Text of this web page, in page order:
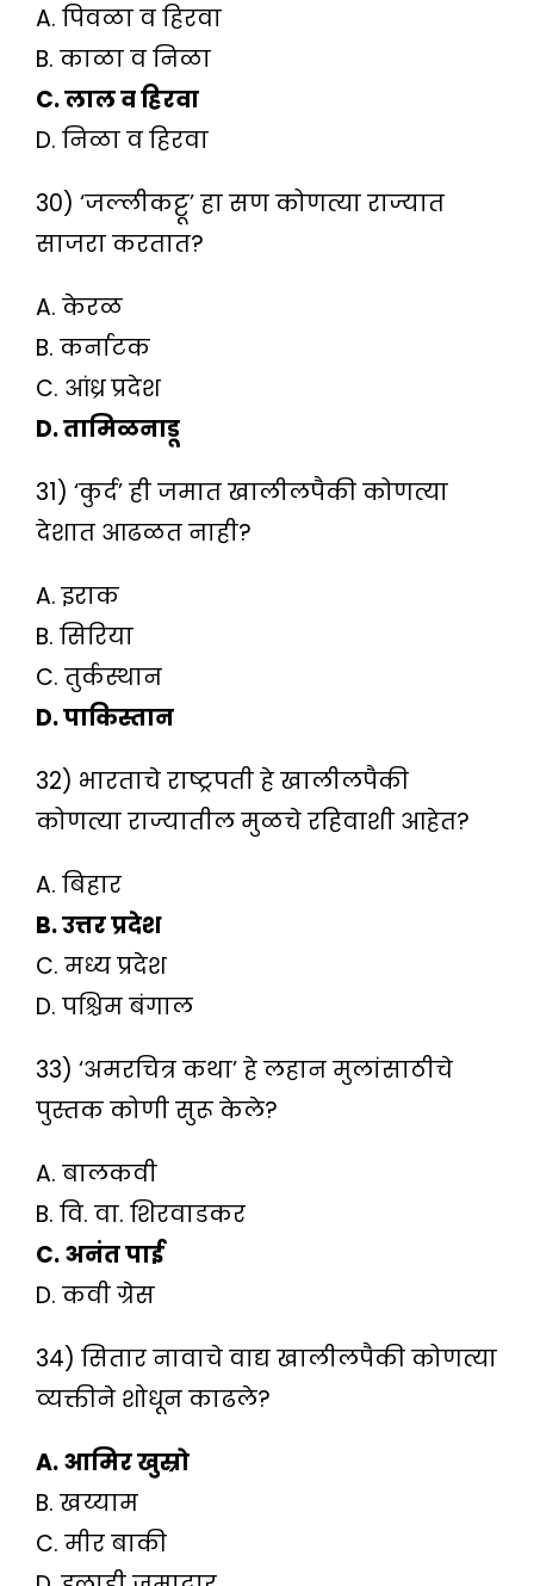
A. पिवळा व हिरवा
B. काळा व निळा
C. लाल व हिरवा
D. निळा व हिरवा
30) ‘जल्लीकट्टू’ हा सण कोणत्या राज्यात
साजरा करतात?
A. केरळ
B. कर्नाटक
C. आंध्र प्रदेश
D. तामिळनाडू
31) ‘कुर्द’ ही जमात खालीलपैकी कोणत्या
देशात आढळत नाही?
A. इराक
B. सिरिया
C. तुर्कस्थान
D. पाकिस्तान
32) भारताचे राष्ट्रपती हे खालीलपैकी
कोणत्या राज्यातील मुळचे रहिवाशी आहेत?
A. बिहार
B. उत्तर प्रदेश
C. मध्य प्रदेश
D. पश्चिम बंगाल
33) ‘अमरचित्र कथा’ हे लहान मुलांसाठीचे
पुस्तक कोणी सुरू केले?
A. बालकवी
B. वि. वा. शिरवाडकर
C. अनंत पाई
D. कवी ग्रेस
34) सितार नावाचे वाद्य खालीलपैकी कोणत्या
व्यक्तीने शोधून काढले?
A. आमिर खुस्रो
B. खय्याम
C. मीर बाकी